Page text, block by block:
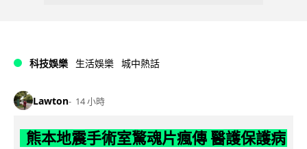
科技娛樂 生活娛樂 城中熱話
Lawton 14 小時
熊本地震手術室驚魂片瘋傳 醫護保護病